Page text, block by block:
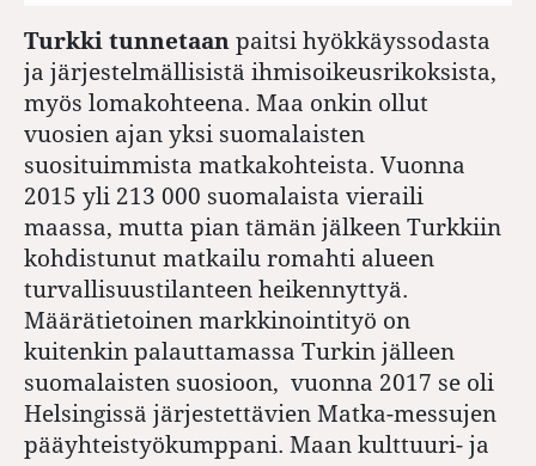
Turkki tunnetaan paitsi hyökkäyssodasta
ja järjestelmällisistä ihmisoikeusrikoksista,
myös lomakohteena. Maa onkin ollut
vuosien ajan yksi suomalaisten
suosituimmista matkakohteista. Vuonna
2015 yli 213 000 suomalaista vieraili
maassa, mutta pian tämän jälkeen Turkkiin
kohdistunut matkailu romahti alueen
turvallisuustilanteen heikennyttyä.
Määrätietoinen markkinointityö on
kuitenkin palauttamassa Turkin jälleen
suomalaisten suosioon, vuonna 2017 se oli
Helsingissä järjestettävien Matka-messujen
pääyhteistyökumppani. Maan kulttuuri- ja